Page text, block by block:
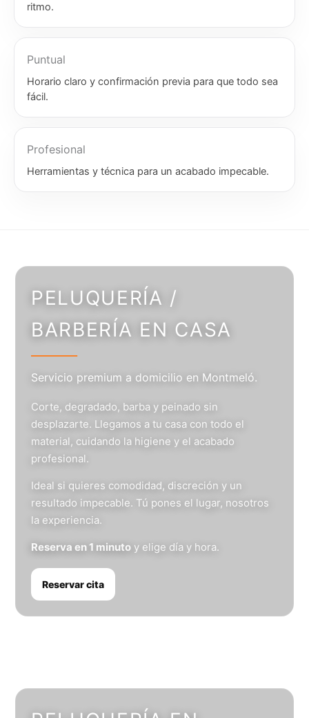
ritmo.
Puntual
Horario claro y confirmación previa para que todo sea
fácil.
Profesional
Herramientas y técnica para un acabado impecable.
PELUQUERÍA /
BARBERÍA EN CASA
Servicio premium a domicilio en Montmeló.
Corte, degradado, barba y peinado sin
desplazarte. Llegamos a tu casa con todo el
material, cuidando la higiene y el acabado
profesional.
Ideal si quieres comodidad, discreción y un
resultado impecable. Tú pones el lugar, nosotros
la experiencia.
Reserva en 1 minuto y elige día y hora.
Reservar cita